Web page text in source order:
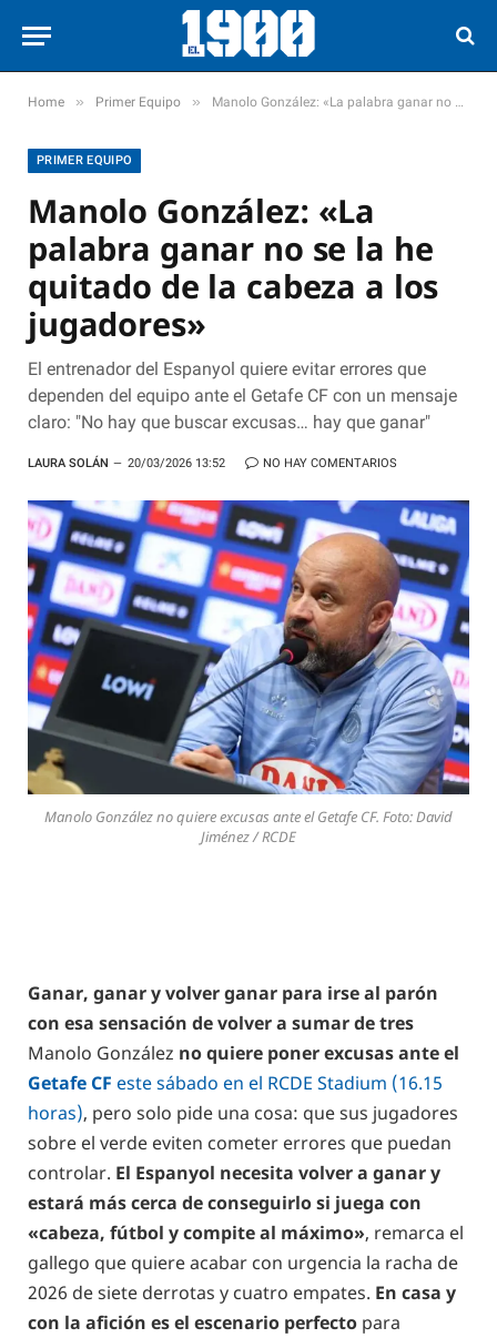
Home » Primer Equipo » Manolo González: «La palabra ganar no se la he quitado de la cabeza a los jugadores»
PRIMER EQUIPO
Manolo González: «La
palabra ganar no se la he
quitado de la cabeza a los
jugadores»
El entrenador del Espanyol quiere evitar errores que
dependen del equipo ante el Getafe CF con un mensaje
claro: "No hay que buscar excusas… hay que ganar"
LAURA SOLÁN 20/03/2026 13:52 NO HAY COMENTARIOS
Manolo González no quiere excusas ante el Getafe CF. Foto: David
Jiménez / RCDE
Ganar, ganar y volver ganar para irse al parón
con esa sensación de volver a sumar de tres
Manolo González no quiere poner excusas ante el
Getafe CF este sábado en el RCDE Stadium (16.15
horas), pero solo pide una cosa: que sus jugadores
sobre el verde eviten cometer errores que puedan
controlar. El Espanyol necesita volver a ganar y
estará más cerca de conseguirlo si juega con
«cabeza, fútbol y compite al máximo», remarca el
gallego que quiere acabar con urgencia la racha de
2026 de siete derrotas y cuatro empates. En casa y
con la afición es el escenario perfecto para